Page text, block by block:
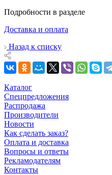
Подробности в разделе
Доставка и оплата
Назад к списку
Каталог
Спецпредложения
Распродажа
Производители
Новости
Как сделать заказ?
Оплата и доставка
Вопросы и ответы
Рекламодателям
Контакты